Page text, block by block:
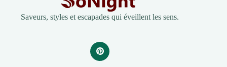
Saveurs, styles et escapades qui éveillent les sens.